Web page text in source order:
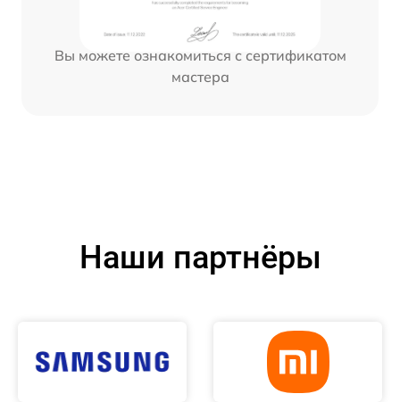
Вы можете ознакомиться с сертификатом
мастера
Наши партнёры